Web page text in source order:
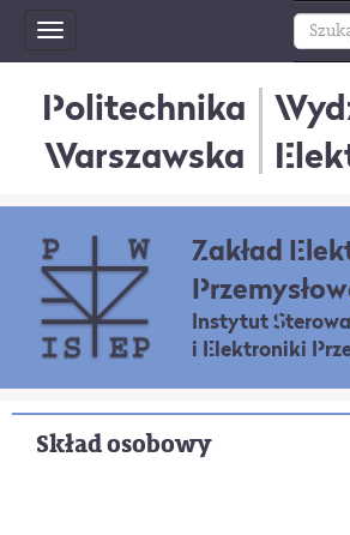
Toggle
navigation
Politechnika
Warszawska
Zakład
Instytut
i Elektroniki
Skład osobowy